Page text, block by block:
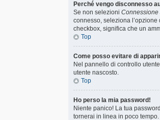
Perché vengo disconnesso
Se non selezioniConnessione
connesso, seleziona
checkbox, significa che un
Top
Come posso evitare di
Nel pannello di controllo
utente nascosto.
Top
Ho perso la mia password!
Niente panico! La tua
tornerai in linea in poco tempo.